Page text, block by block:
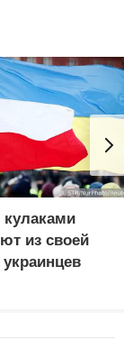
из своей